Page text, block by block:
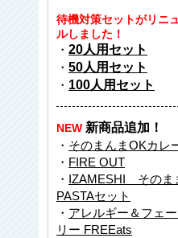
待機対策セットがリニ
ルしました！
・ 20人用セット
・ 50人用セット
・ 100人用セット
NEW 新商品追加！
・ そのまんまOKカレ
・ FIRE OUT
・ IZAMESHI そのま
PASTAセット
・ アレルギー＆フェ
リー FREEats